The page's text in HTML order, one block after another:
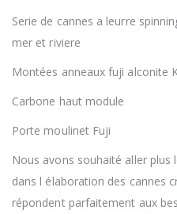
Serie de cannes a leurre
mer et riviere
Montées anneaux fuji alconite
Carbone haut module
Porte moulinet Fuji
Nous avons souhaité aller plus
dans l élaboration des cannes
répondent parfaitement aux